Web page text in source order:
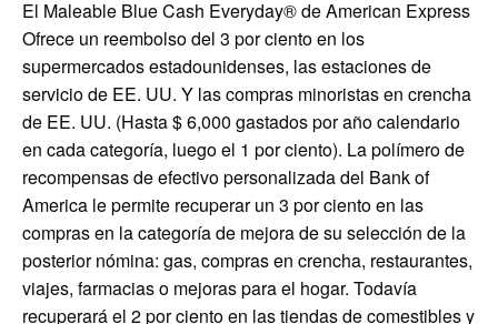
El Maleable Blue Cash Everyday® de American Express
Ofrece un reembolso del 3 por ciento en los
supermercados estadounidenses, las estaciones de
servicio de EE. UU. Y las compras minoristas en crencha
de EE. UU. (Hasta $ 6,000 gastados por año calendario
en cada categoría, luego el 1 por ciento). La polímero de
recompensas de efectivo personalizada del Bank of
America le permite recuperar un 3 por ciento en las
compras en la categoría de mejora de su selección de la
posterior nómina: gas, compras en crencha, restaurantes,
viajes, farmacias o mejoras para el hogar. Todavía
recuperará el 2 por ciento en las tiendas de comestibles y